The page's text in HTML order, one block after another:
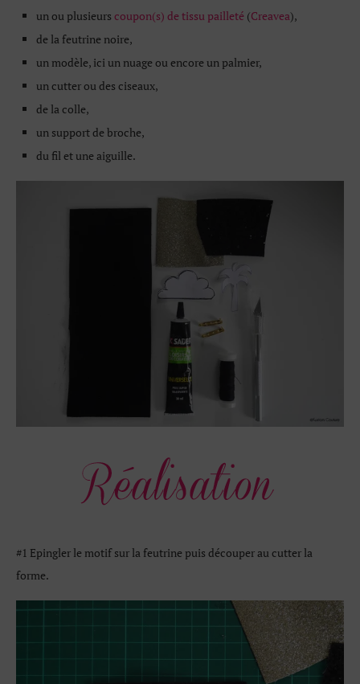
un ou plusieurs coupon(s) de tissu pailleté (Creavea),
de la feutrine noire,
un modèle, ici un nuage ou encore un palmier,
un cutter ou des ciseaux,
de la colle,
un support de broche,
du fil et une aiguille.
#1 Epingler le motif sur la feutrine puis découper au cutter la
forme.